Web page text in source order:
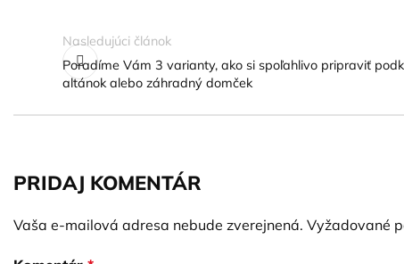
Nasledujúci článok
Poradíme Vám 3 varianty, ako si spoľahlivo pripraviť
altánok alebo záhradný domček
PRIDAJ KOMENTÁR
Vaša e-mailová adresa nebude zverejnená. Vyžadované